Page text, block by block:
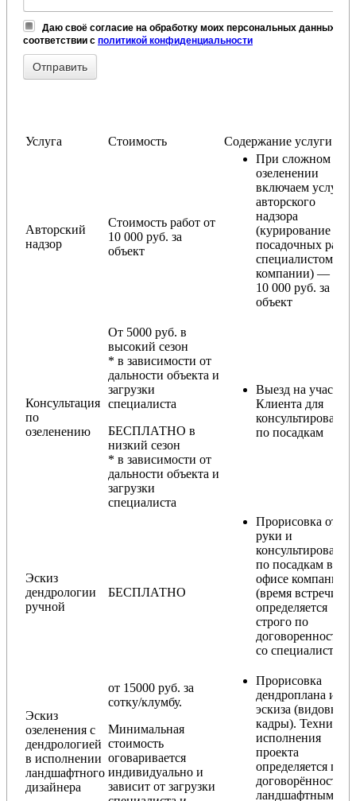
Даю своё согласие на обработку моих персональных данных, в
соответствии с политикой конфиденциальности
Услуга Стоимость Содержание услуги
Авторский
надзор
Стоимость работ от
10 000 руб. за
объект
При сложном
озеленении
включаем услугу
авторского
надзора
(курирование
посадочных работ
специалистом
компании) — от
10 000 руб. за
объект
Консультация
по
озеленению
От 5000 руб. в
высокий сезон
* в зависимости от
дальности объекта и
загрузки
специалиста
БЕСПЛАТНО в
низкий сезон
* в зависимости от
дальности объекта и
загрузки
специалиста
Выезд на участок
Клиента для
консультирования
по посадкам
Эскиз
дендрологии
ручной
БЕСПЛАТНО
Прорисовка от
руки и
консультирование
по посадкам в
офисе компании
(время встречи
определяется
строго по
договоренности
со специалистом)
Эскиз
озеленения с
дендрологией
в исполнении
ландшафтного
дизайнера
от 15000 руб. за
сотку/клумбу.
Минимальная
стоимость
оговаривается
индивидуально и
зависит от загрузки
Прорисовка
дендроплана и
эскиза (видовые
кадры). Техника
исполнения
проекта
определяется по
договорённости с
ландшафтным